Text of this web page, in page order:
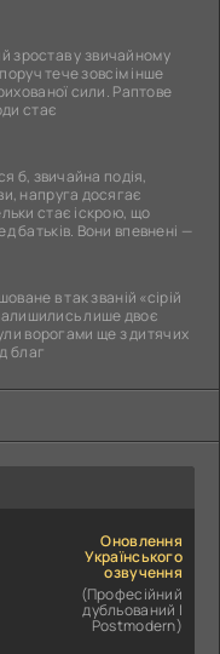
зростав у звичайному
тече зовсім інше
сили. Раптове
стає
б, звичайна подія,
напруга досягає
стає іскрою, що
батьків. Вони впевнені —
в так званій «сірій
лише двоє
ворогами ще з дитячих
благ
Оновлення
Українського
озвучення
(Професійний
дубльований |
Postmodern)